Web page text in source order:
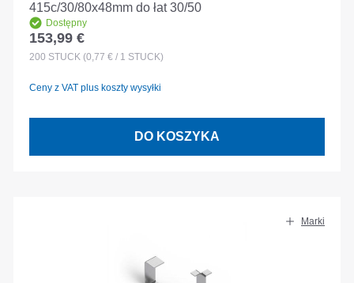
415c/30/80x48mm do łat 30/50
Dostępny
Cena regularna:
153,99 €
200 STÜCK (0,77 € / 1 STÜCK)
Ceny z VAT plus koszty wysyłki
DO KOSZYKA
Marki